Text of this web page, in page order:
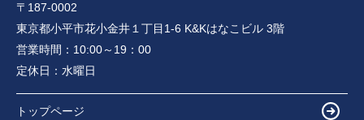
〒187-0002
東京都小平市花小金井１丁目1-6 K&Kはなこビル 3階
営業時間： 10:00～19：00
定休日： 水曜日
トップページ